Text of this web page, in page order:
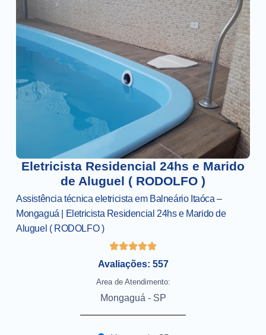
Eletricista Residencial 24hs e Marido
de Aluguel ( RODOLFO )
Assistência técnica eletricista em Balneário Itaóca –
Mongaguá | Eletricista Residencial 24hs e Marido de
Aluguel ( RODOLFO )
Avaliações: 557
Area de Atendimento:
Mongaguá - SP